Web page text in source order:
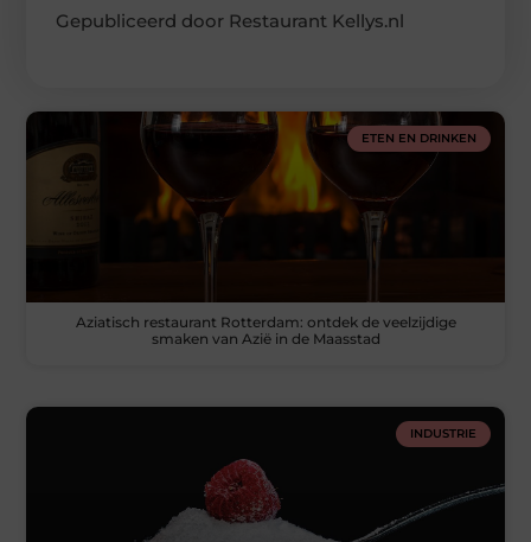
Gepubliceerd door Restaurant Kellys.nl
ETEN EN DRINKEN
Aziatisch restaurant Rotterdam: ontdek de veelzijdige
smaken van Azië in de Maasstad
INDUSTRIE